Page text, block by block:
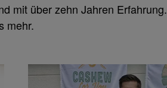
mit über zehn Jahren Erfahrung.
mehr.